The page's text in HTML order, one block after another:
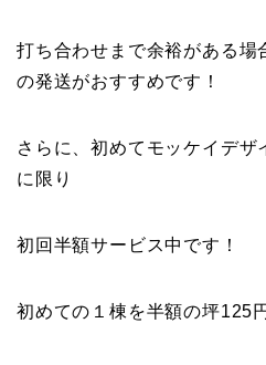
打ち合わせまで余裕がある場
の発送がおすすめです！
さらに、初めてモッケイデザ
に限り
初回半額サービス中です！
初めての１棟を半額の坪125